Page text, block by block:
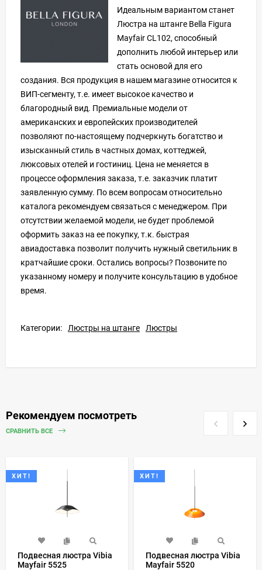
Идеальным вариантом станет
Люстра на штанге Bella Figura
Mayfair CL102, способный
дополнить любой интерьер или
стать основой для его
создания. Вся продукция в нашем магазине относится к
ВИП-сегменту, т.е. имеет высокое качество и
благородный вид. Премиальные модели от
американских и европейских производителей
позволяют по-настоящему подчеркнуть богатство и
изысканный стиль в частных домах, коттеджей,
люксовых отелей и гостиниц. Цена не меняется в
процессе оформления заказа, т.е. заказчик платит
заявленную сумму. По всем вопросам относительно
каталога рекомендуем связаться с менеджером. При
отсутствии желаемой модели, не будет проблемой
оформить заказ на ее покупку, т.к. быстрая
авиадоставка позволит получить нужный светильник в
кратчайшие сроки. Остались вопросы? Позвоните по
указанному номеру и получите консультацию в удобное
время.
Категории: Люстры на штанге Люстры
Рекомендуем посмотреть
СРАВНИТЬ ВСЕ
ХИТ!
Подвесная люстра Vibia
Mayfair 5525
ХИТ!
Подвесная люстра Vibia
Mayfair 5520